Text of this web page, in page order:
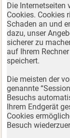
Die Internetseiten
Cookies. Cookies
Schaden an und
dazu, unser
sicherer zu
auf Ihrem
speichert.
Die meisten der
genannte
Besuchs
Ihrem Endgerät
Cookies
Besuch